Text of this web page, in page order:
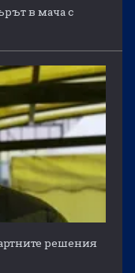
в мача с
решения